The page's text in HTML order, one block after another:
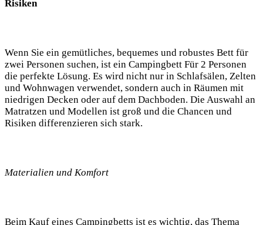
Risiken
Wenn Sie ein gemütliches, bequemes und robustes Bett für
zwei Personen suchen, ist ein Campingbett Für 2 Personen
die perfekte Lösung. Es wird nicht nur in Schlafsälen, Zelten
und Wohnwagen verwendet, sondern auch in Räumen mit
niedrigen Decken oder auf dem Dachboden. Die Auswahl an
Matratzen und Modellen ist groß und die Chancen und
Risiken differenzieren sich stark.
Materialien und Komfort
Beim Kauf eines Campingbetts ist es wichtig, das Thema